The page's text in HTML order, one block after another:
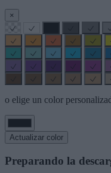
×
o elige un color
Actualizar color
Preparando la